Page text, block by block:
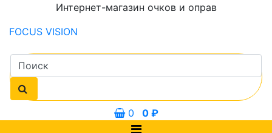
Интернет-магазин очков и оправ
FOCUS VISION
0 0 ₽